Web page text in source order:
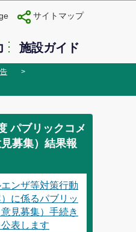
サイトマップ
施設ガイド
パブリックコメ
募集）結果報
ンザ等対策行動
に係るパブリッ
見募集）手続き
表します